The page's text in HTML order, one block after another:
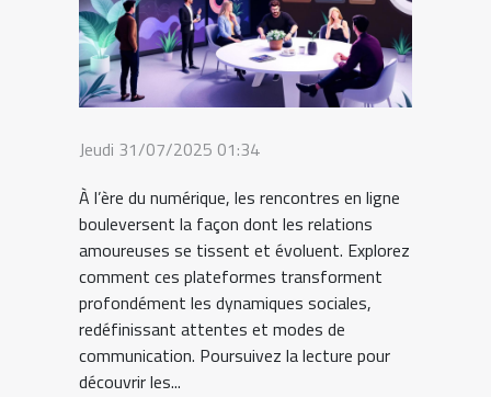
Jeudi 31/07/2025 01:34
À l’ère du numérique, les rencontres en ligne
bouleversent la façon dont les relations
amoureuses se tissent et évoluent. Explorez
comment ces plateformes transforment
profondément les dynamiques sociales,
redéfinissant attentes et modes de
communication. Poursuivez la lecture pour
découvrir les...